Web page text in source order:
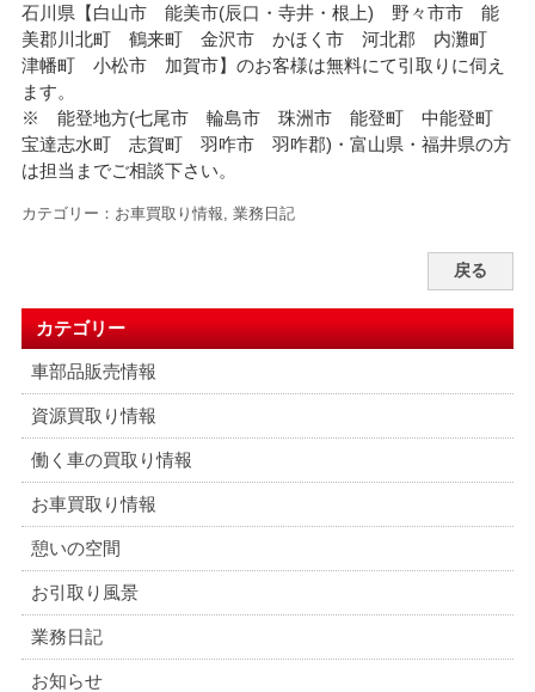
石川県【白山市 能美市(辰口・寺井・根上) 野々市市 能
美郡川北町 鶴来町 金沢市 かほく市 河北郡 内灘町
津幡町 小松市 加賀市】のお客様は無料にて引取りに伺え
ます。
※ 能登地方(七尾市 輪島市 珠洲市 能登町 中能登町
宝達志水町 志賀町 羽咋市 羽咋郡)・富山県・福井県の方
は担当までご相談下さい。
カテゴリー： お車買取り情報, 業務日記
戻る
カテゴリー
車部品販売情報
資源買取り情報
働く車の買取り情報
お車買取り情報
憩いの空間
お引取り風景
業務日記
お知らせ